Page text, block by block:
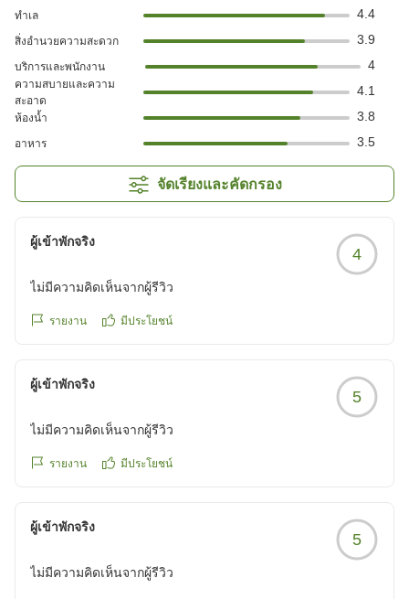
ทำเล 4.4
สิ่งอำนวยความสะดวก 3.9
บริการและพนักงาน 4
ความสบายและความ
สะอาด
4.1
ห้องน้ำ 3.8
อาหาร 3.5
จัดเรียงและคัดกรอง
ผู้เข้าพักจริง
4
ไม่มีความคิดเห็นจากผู้รีวิว
รายงาน มีประโยชน์
ผู้เข้าพักจริง
5
ไม่มีความคิดเห็นจากผู้รีวิว
รายงาน มีประโยชน์
ผู้เข้าพักจริง
5
ไม่มีความคิดเห็นจากผู้รีวิว